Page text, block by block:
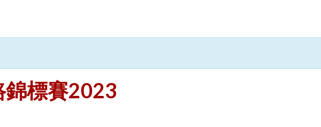
錦標賽2023